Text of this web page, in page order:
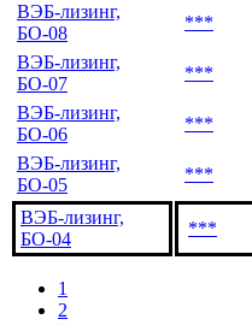
ВЭБ-лизинг,
БО-08
***
ВЭБ-лизинг,
БО-07
***
ВЭБ-лизинг,
БО-06
***
ВЭБ-лизинг,
БО-05
***
ВЭБ-лизинг,
БО-04
***
1
2